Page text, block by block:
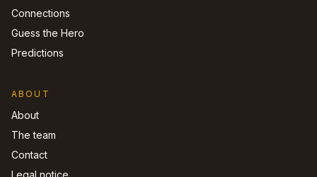
Connections
Guess the Hero
Predictions
ABOUT
About
The team
Contact
Legal notice